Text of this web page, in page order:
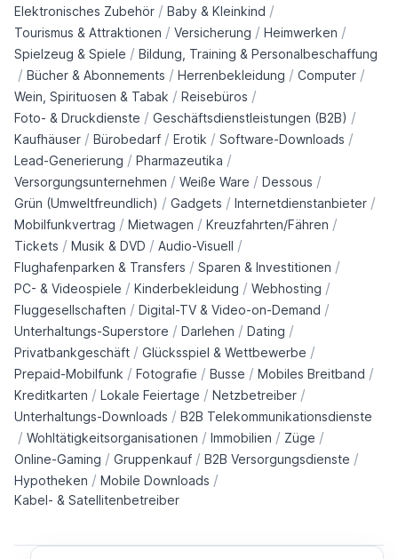
Elektronisches Zubehör / Baby & Kleinkind /
Tourismus & Attraktionen / Versicherung / Heimwerken /
Spielzeug & Spiele / Bildung, Training & Personalbeschaffung
/ Bücher & Abonnements / Herrenbekleidung / Computer /
Wein, Spirituosen & Tabak / Reisebüros /
Foto- & Druckdienste / Geschäftsdienstleistungen (B2B) /
Kaufhäuser / Bürobedarf / Erotik / Software-Downloads /
Lead-Generierung / Pharmazeutika /
Versorgungsunternehmen / Weiße Ware / Dessous /
Grün (Umweltfreundlich) / Gadgets / Internetdienstanbieter /
Mobilfunkvertrag / Mietwagen / Kreuzfahrten/Fähren /
Tickets / Musik & DVD / Audio-Visuell /
Flughafenparken & Transfers / Sparen & Investitionen /
PC- & Videospiele / Kinderbekleidung / Webhosting /
Fluggesellschaften / Digital-TV & Video-on-Demand /
Unterhaltungs-Superstore / Darlehen / Dating /
Privatbankgeschäft / Glücksspiel & Wettbewerbe /
Prepaid-Mobilfunk / Fotografie / Busse / Mobiles Breitband /
Kreditkarten / Lokale Feiertage / Netzbetreiber /
Unterhaltungs-Downloads / B2B Telekommunikationsdienste
/ Wohltätigkeitsorganisationen / Immobilien / Züge /
Online-Gaming / Gruppenkauf / B2B Versorgungsdienste /
Hypotheken / Mobile Downloads /
Kabel- & Satellitenbetreiber